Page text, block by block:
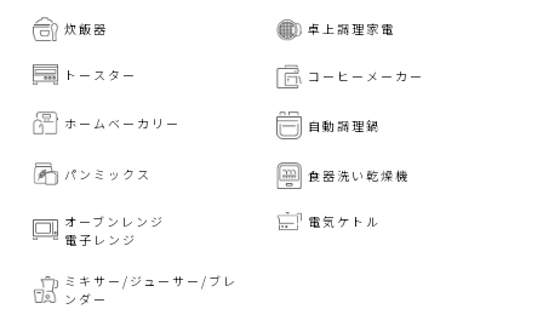
炊飯器 卓上調理家電
トースター コーヒーメーカー
ホームベーカリー 自動調理鍋
パンミックス 食器洗い乾燥機
オーブンレンジ
電子レンジ
電気ケトル
ミキサー/ジューサー/ ブレ
ンダー